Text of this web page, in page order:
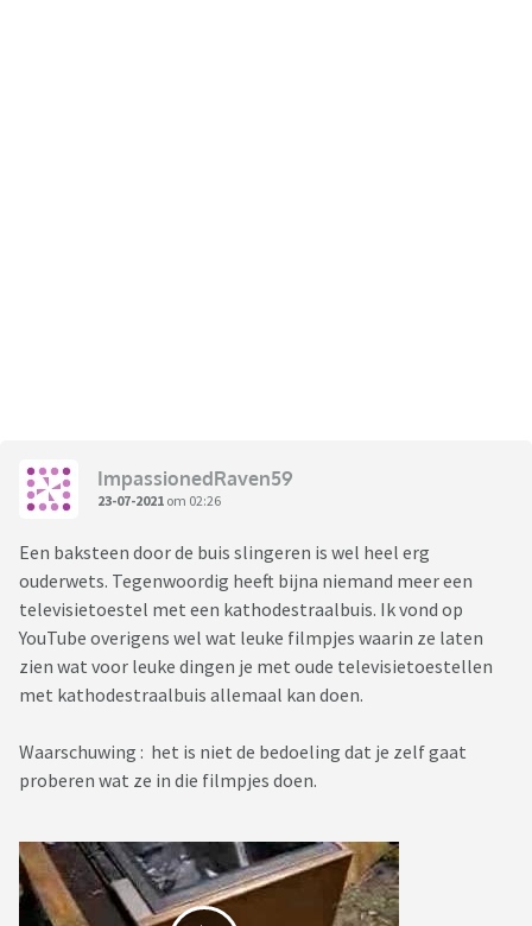
ImpassionedRaven59
23-07-2021 om 02:26
Een baksteen door de buis slingeren is wel heel erg
ouderwets. Tegenwoordig heeft bijna niemand meer een
televisietoestel met een kathodestraalbuis. Ik vond op
YouTube overigens wel wat leuke filmpjes waarin ze laten
zien wat voor leuke dingen je met oude televisietoestellen
met kathodestraalbuis allemaal kan doen.
Waarschuwing : het is niet de bedoeling dat je zelf gaat
proberen wat ze in die filmpjes doen.